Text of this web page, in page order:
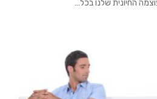
החיונית שלנו בכל…